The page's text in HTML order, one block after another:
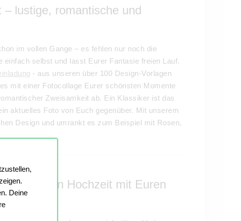
Deine
lustige, romantische und
im vollen Gange – es fehlen nur noch die
selbst und lasst Eurer Fantasie freien Lauf.
- aus unseren über 100 Design-Vorlagen
mit einer Fotocollage Eurer schönsten Momente
Zweisamkeit ab. Ein Klassiker ist das
aktuelles Foto von Euch gegenüber. Mit unserem
Design und umrankt es zum Beispiel mit Rosen,
goldenen Hochzeit mit Euren